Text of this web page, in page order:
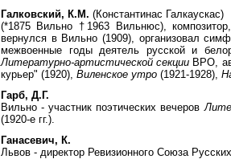
Галковский, К.М. (Константинас Галкаускас)
(*1875 Вильно †1963 Вильнюс),
вернулся в Вильно (1909), организовал
межвоенные годы деятель русской и
Литературно-артистической секции ВРО,
курьер" (1920), Виленское утро (1921-1928),
Гарб, Д.Г.
Вильно - участник поэтических вечеров
(1920-е гг.).
Ганасевич, К.
Львов - директор Ревизионного Союза